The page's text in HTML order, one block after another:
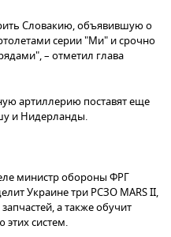
Словакию, объявившую о
серии "Ми" и срочно
– отметил глава
артиллерию поставят еще
и Нидерланды.
министр обороны ФРГ
Украине три РСЗО MARS II,
а также обучит
этих систем.